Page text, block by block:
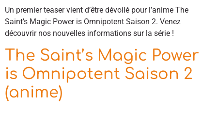
Un premier teaser vient d’être dévoilé pour l’anime The
Saint’s Magic Power is Omnipotent Saison 2. Venez
découvrir nos nouvelles informations sur la série !
The Saint’s Magic Power
is Omnipotent Saison 2
(anime)